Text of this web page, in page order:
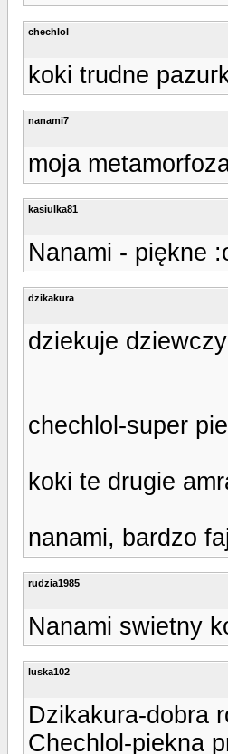
chechlol
koki trudne
nanami7
moja
kasiulka81
Nanami - piękne
dzikakura
dziekuje
chechlol-super
koki te drugie
nanami, bardzo
rudzia1985
Nanami swietny
luska102
Dzikakura-dobra
Chechlol-piekna